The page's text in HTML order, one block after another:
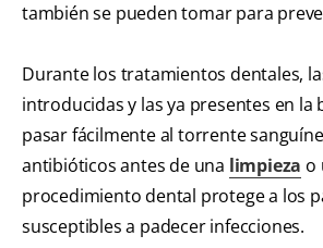
también se pueden tomar para
Durante los tratamientos dentales,
introducidas y las ya presentes en la
pasar fácilmente al torrente
antibióticos antes de una limpieza o
procedimiento dental protege a los
susceptibles a padecer infecciones.